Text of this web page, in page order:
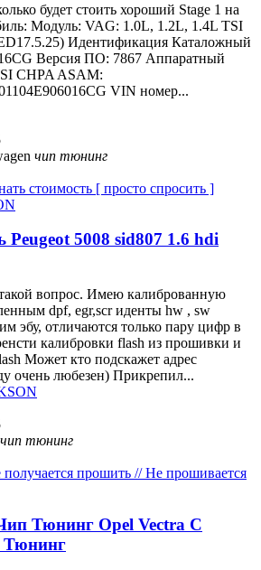
будет стоить хороший Stage 1 на
Модуль: VAG: 1.0L, 1.2L, 1.4L TSI
Идентификация Каталожный
Версия ПО: 7867 Аппаратный
CHPA ASAM:
VIN номер...
чип тюнинг
стоимость [ просто спросить ]
5008 sid807 1.6 hdi
вопрос. Имею калиброванную
dpf, egr,scr иденты hw , sw
эбу, отличаются только пару цифр в
калибровки flash из прошивки и
Может кто подскажет адрес
очень любезен) Прикрепил...
чип тюнинг
прошить // Не прошивается
Тюнинг Opel Vectra C
Тюнинг